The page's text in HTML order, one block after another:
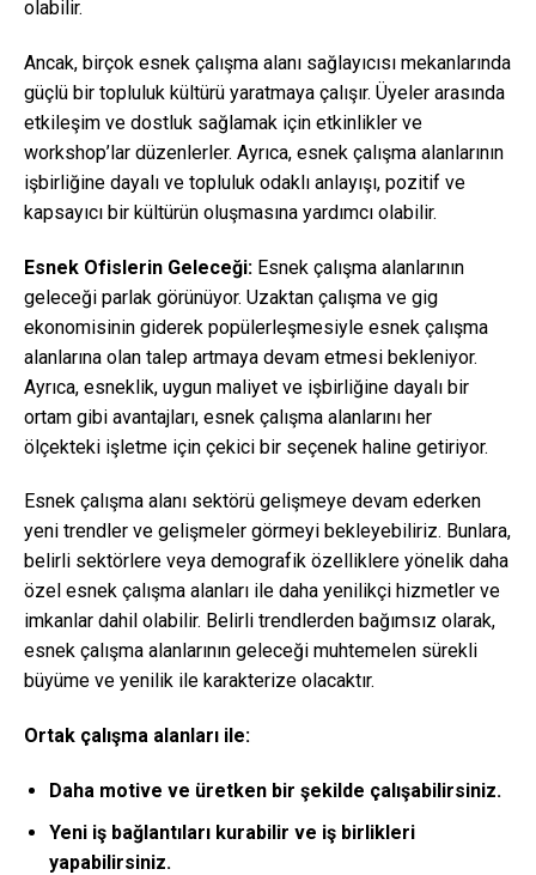
olabilir.
Ancak, birçok esnek çalışma alanı sağlayıcısı mekanlarında
güçlü bir topluluk kültürü yaratmaya çalışır. Üyeler arasında
etkileşim ve dostluk sağlamak için etkinlikler ve
workshop’lar düzenlerler. Ayrıca, esnek çalışma alanlarının
işbirliğine dayalı ve topluluk odaklı anlayışı, pozitif ve
kapsayıcı bir kültürün oluşmasına yardımcı olabilir.
Esnek Ofislerin Geleceği: Esnek çalışma alanlarının
geleceği parlak görünüyor. Uzaktan çalışma ve gig
ekonomisinin giderek popülerleşmesiyle esnek çalışma
alanlarına olan talep artmaya devam etmesi bekleniyor.
Ayrıca, esneklik, uygun maliyet ve işbirliğine dayalı bir
ortam gibi avantajları, esnek çalışma alanlarını her
ölçekteki işletme için çekici bir seçenek haline getiriyor.
Esnek çalışma alanı sektörü gelişmeye devam ederken
yeni trendler ve gelişmeler görmeyi bekleyebiliriz. Bunlara,
belirli sektörlere veya demografik özelliklere yönelik daha
özel esnek çalışma alanları ile daha yenilikçi hizmetler ve
imkanlar dahil olabilir. Belirli trendlerden bağımsız olarak,
esnek çalışma alanlarının geleceği muhtemelen sürekli
büyüme ve yenilik ile karakterize olacaktır.
Ortak çalışma alanları ile:
Daha motive ve üretken bir şekilde çalışabilirsiniz.
Yeni iş bağlantıları kurabilir ve iş birlikleri
yapabilirsiniz.